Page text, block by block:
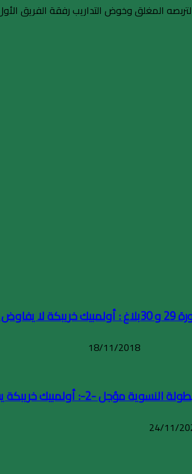
المغلق وخوض التداريب رفقة الفريق
30
بلاغ : أولمبيك خريبكة لا
18/11/2018
النسوية مؤجل -2-: أولمبيك خريبكة يفوز على حسنية دمنات
24/11/